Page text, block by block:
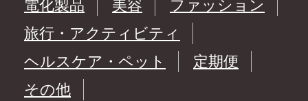
電化製品
美容
ファッション
旅行・アクティビティ
ヘルスケア・ペット
定期便
その他